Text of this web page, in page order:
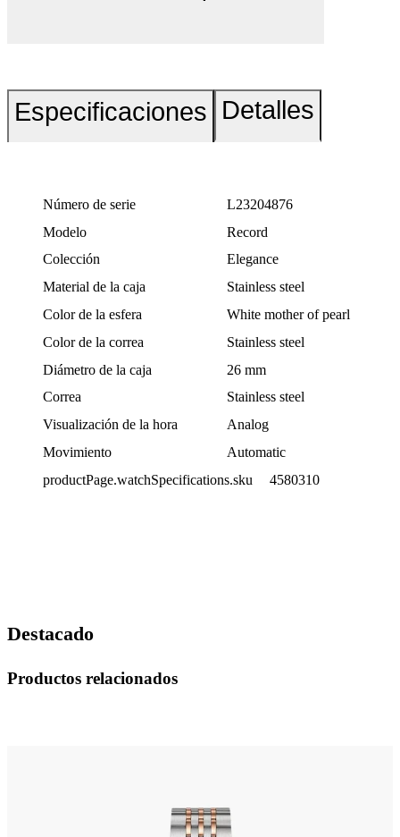
Especificaciones Detalles
Número de serie
L23204876
Modelo
Record
Colección
Elegance
Material de la caja
Stainless steel
Color de la esfera
White mother of pearl
Color de la correa
Stainless steel
Diámetro de la caja
26 mm
Correa
Stainless steel
Visualización de la hora
Analog
Movimiento
Automatic
productPage.watchSpecifications.sku
4580310
Destacado
Productos relacionados